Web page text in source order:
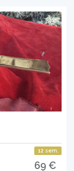
12 sem.
69 €